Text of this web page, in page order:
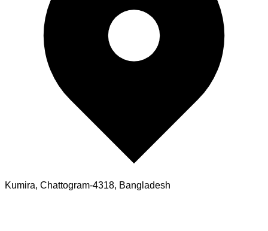
Kumira, Chattogram-4318, Bangladesh